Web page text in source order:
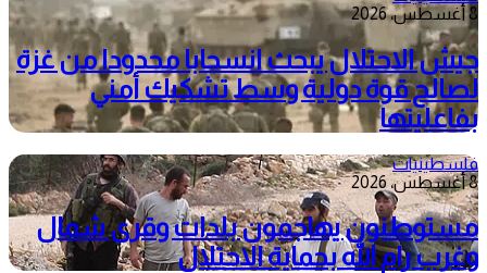
8 أغسطس، 2026
جيش الاحتلال يبحث انسحابا محدودا من غزة
لصالح قوة دولية وسط تشكيك أمني
بفاعليتها
فلسطينيات
8 أغسطس، 2026
مستوطنون يهاجمون بلدات وقرى شمال
وغرب رام الله بحماية الاحتلال